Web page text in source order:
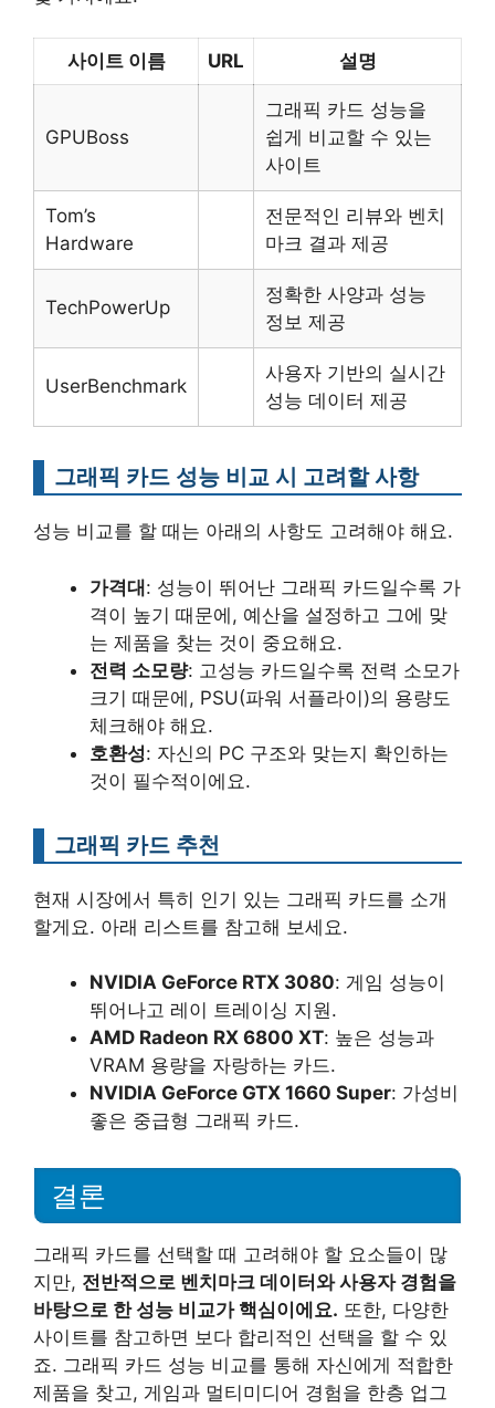
사이트 이름 URL 설명
GPUBoss
그래픽 카드 성능을
쉽게 비교할 수 있는
사이트
Tom’s
Hardware
전문적인 리뷰와 벤치
마크 결과 제공
TechPowerUp
정확한 사양과 성능
정보 제공
UserBenchmark
사용자 기반의 실시간
성능 데이터 제공
그래픽 카드 성능 비교 시 고려할 사항
성능 비교를 할 때는 아래의 사항도 고려해야 해요.
가격대: 성능이 뛰어난 그래픽 카드일수록 가
격이 높기 때문에, 예산을 설정하고 그에 맞
는 제품을 찾는 것이 중요해요.
전력 소모량: 고성능 카드일수록 전력 소모가
크기 때문에, PSU(파워 서플라이)의 용량도
체크해야 해요.
호환성: 자신의 PC 구조와 맞는지 확인하는
것이 필수적이에요.
그래픽 카드 추천
현재 시장에서 특히 인기 있는 그래픽 카드를 소개
할게요. 아래 리스트를 참고해 보세요.
NVIDIA GeForce RTX 3080: 게임 성능이
뛰어나고 레이 트레이싱 지원.
AMD Radeon RX 6800 XT: 높은 성능과
VRAM 용량을 자랑하는 카드.
NVIDIA GeForce GTX 1660 Super: 가성비
좋은 중급형 그래픽 카드.
결론
그래픽 카드를 선택할 때 고려해야 할 요소들이 많
지만, 전반적으로 벤치마크 데이터와 사용자 경험을
바탕으로 한 성능 비교가 핵심이에요. 또한, 다양한
사이트를 참고하면 보다 합리적인 선택을 할 수 있
죠. 그래픽 카드 성능 비교를 통해 자신에게 적합한
제품을 찾고, 게임과 멀티미디어 경험을 한층 업그